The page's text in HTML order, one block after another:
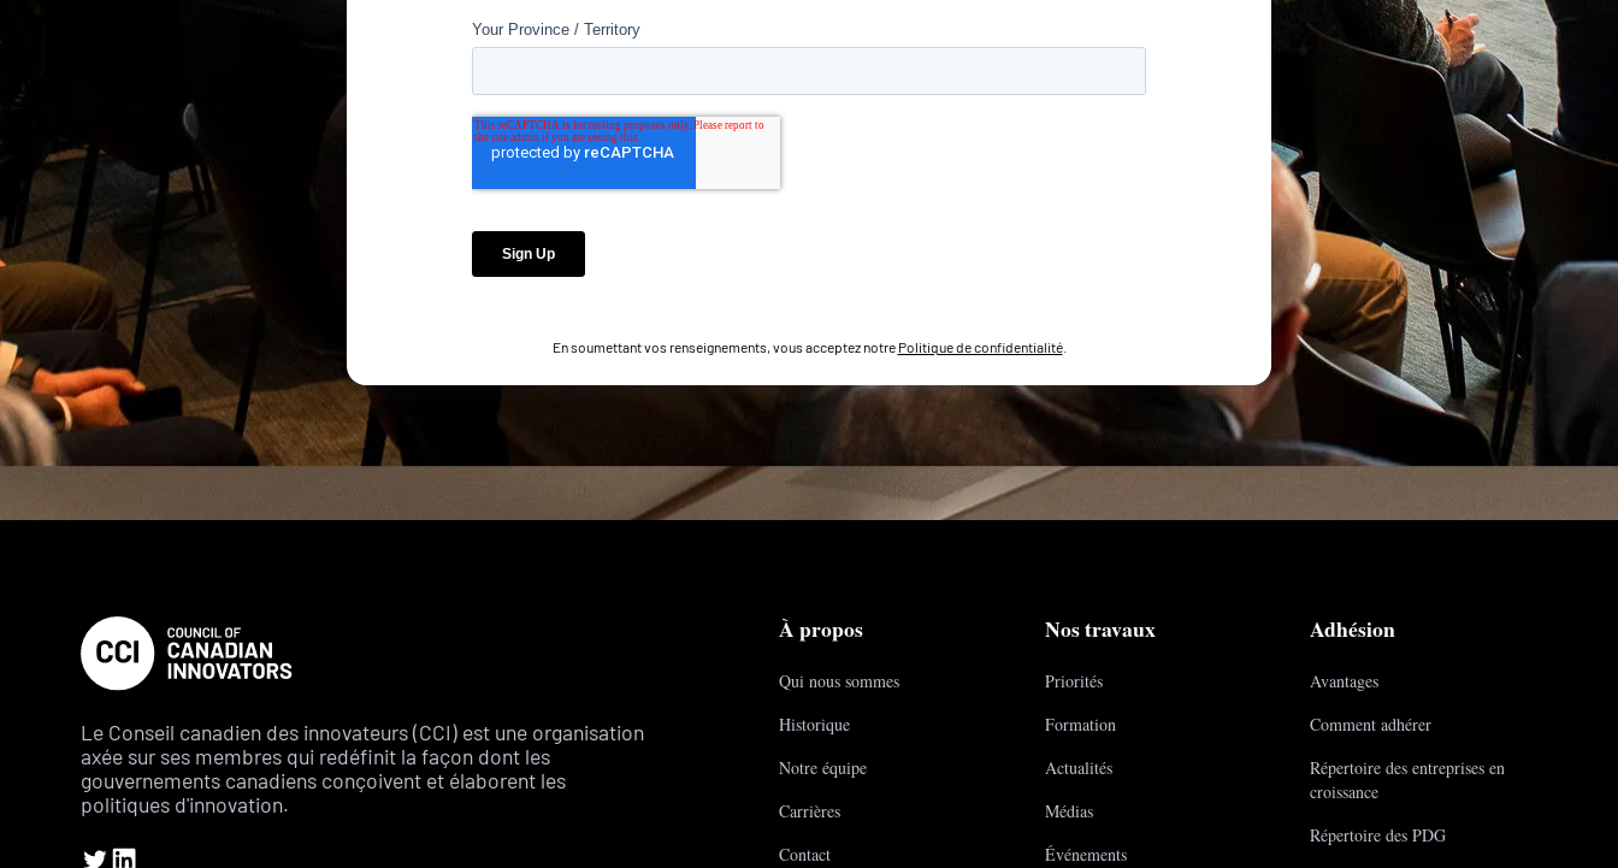
En soumettant vos renseignements, vous acceptez notre Politique de confidentialité.
Le Conseil canadien des innovateurs (CCI) est une organisation
axée sur ses membres qui redéfinit la façon dont les
gouvernements canadiens conçoivent et élaborent les
politiques d'innovation.
À propos
Qui nous sommes
Historique
Notre équipe
Carrières
Contact
Nos travaux
Priorités
Formation
Actualités
Médias
Événements
Adhésion
Avantages
Comment adhérer
Répertoire des entreprises en
croissance
Répertoire des PDG